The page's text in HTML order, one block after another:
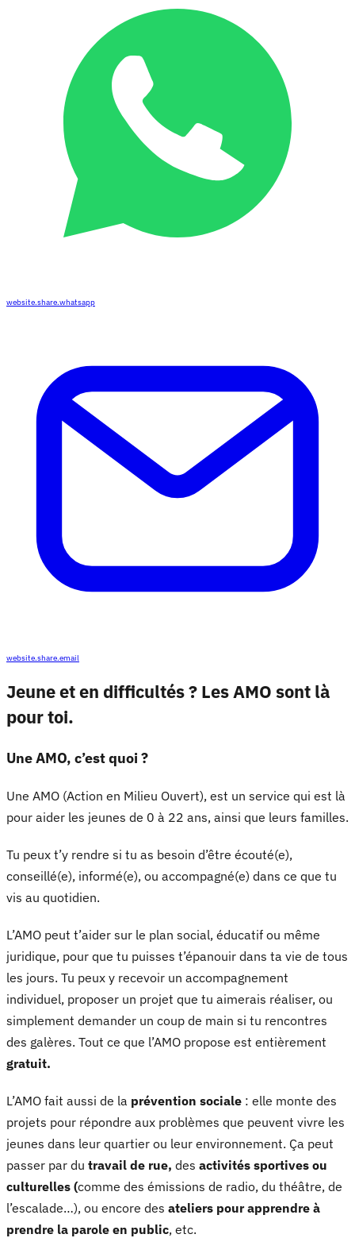
website.share.whatsapp
website.share.email
Jeune et en difficultés ? Les AMO sont là
pour toi.
Une AMO, c’est quoi ?
Une AMO (Action en Milieu Ouvert), est un service qui est là
pour aider les jeunes de 0 à 22 ans, ainsi que leurs familles.
Tu peux t’y rendre si tu as besoin d’être écouté(e),
conseillé(e), informé(e), ou accompagné(e) dans ce que tu
vis au quotidien.
L’AMO peut t’aider sur le plan social, éducatif ou même
juridique, pour que tu puisses t’épanouir dans ta vie de tous
les jours. Tu peux y recevoir un accompagnement
individuel, proposer un projet que tu aimerais réaliser, ou
simplement demander un coup de main si tu rencontres
des galères. Tout ce que l’AMO propose est entièrement
gratuit.
L’AMO fait aussi de la prévention sociale : elle monte des
projets pour répondre aux problèmes que peuvent vivre les
jeunes dans leur quartier ou leur environnement. Ça peut
passer par du travail de rue, des activités sportives ou
culturelles (comme des émissions de radio, du théâtre, de
l’escalade…), ou encore des ateliers pour apprendre à
prendre la parole en public, etc.